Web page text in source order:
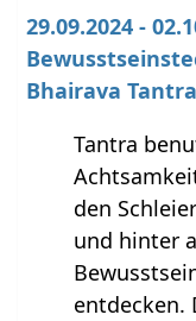
29.09.2024 -
Bhairava Tantra
Tantra
den
und hinter
entdecken.